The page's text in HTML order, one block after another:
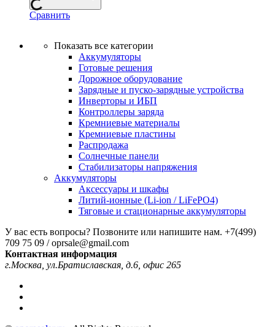
Сравнить
Показать все категории
Аккумуляторы
Готовые решения
Дорожное оборудование
Зарядные и пуско-зарядные устройства
Инверторы и ИБП
Контроллеры заряда
Кремниевые материалы
Кремниевые пластины
Распродажа
Солнечные панели
Стабилизаторы напряжения
Аккумуляторы
Аксессуары и шкафы
Литий-ионные (Li-ion / LiFePO4)
Тяговые и стационарные аккумуляторы
У вас есть вопросы? Позвоните или напишите нам. +7(499)
709 75 09 / oprsale@gmail.com
Контактная информация
г.Москва, ул.Братиславская, д.6, офис 265